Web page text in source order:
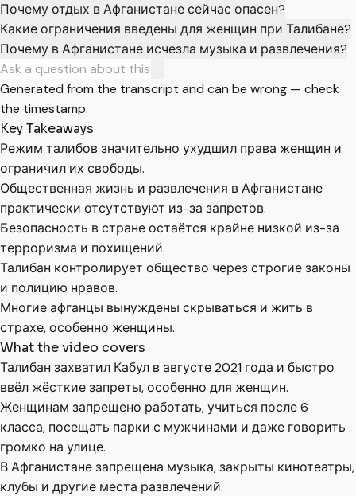
Почему отдых в Афганистане сейчас опасен?
Какие ограничения введены для женщин при Талибане?
Почему в Афганистане исчезла музыка и развлечения?
Generated from the transcript and can be wrong — check
the timestamp.
Key Takeaways
Режим талибов значительно ухудшил права женщин и
ограничил их свободы.
Общественная жизнь и развлечения в Афганистане
практически отсутствуют из-за запретов.
Безопасность в стране остаётся крайне низкой из-за
терроризма и похищений.
Талибан контролирует общество через строгие законы
и полицию нравов.
Многие афганцы вынуждены скрываться и жить в
страхе, особенно женщины.
What the video covers
Талибан захватил Кабул в августе 2021 года и быстро
ввёл жёсткие запреты, особенно для женщин.
Женщинам запрещено работать, учиться после 6
класса, посещать парки с мужчинами и даже говорить
громко на улице.
В Афганистане запрещена музыка, закрыты кинотеатры,
клубы и другие места развлечений.